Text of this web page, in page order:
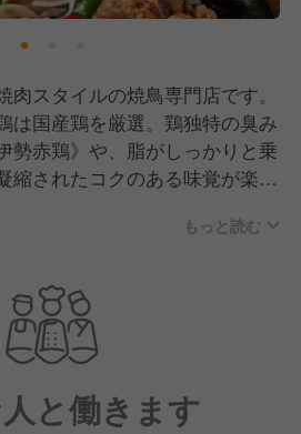
肉スタイルの焼鳥専門店です。
は国産鶏を厳選。鶏独特の臭み
勢赤鶏》や、脂がしっかりと乗
縮されたコクのある味覚が楽し
少部位なども提供しておりま
もっと読む
と働きます